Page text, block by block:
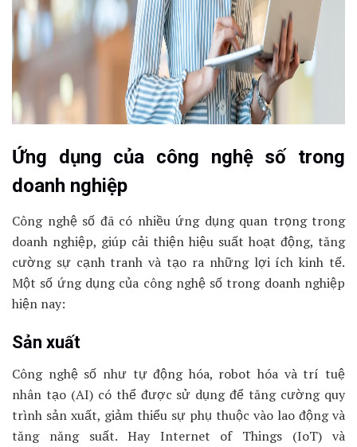
Ứng dụng của công nghệ số trong
doanh nghiệp
Công nghệ số đã có nhiều ứng dụng quan trọng trong
doanh nghiệp, giúp cải thiện hiệu suất hoạt động, tăng
cường sự cạnh tranh và tạo ra những lợi ích kinh tế.
Một số ứng dụng của công nghệ số trong doanh nghiệp
hiện nay:
Sản xuất
Công nghệ số như tự động hóa, robot hóa và trí tuệ
nhân tạo (AI) có thể được sử dụng để tăng cường quy
trình sản xuất, giảm thiểu sự phụ thuộc vào lao động và
tăng năng suất. Hay Internet of Things (IoT) và